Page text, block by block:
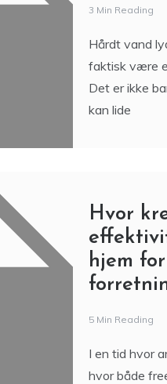
3 Min Reading
Hårdt vand
faktisk være
Det er ikke
kan lide
Hvor
hjem
5 Min Reading
I en tid hvor
hvor både